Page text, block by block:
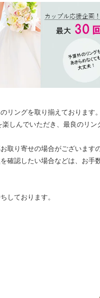
リングを取り揃えております。
しんでいただき、最良のリン
取り寄せの場合がございます
確認したい場合などは、お
しております。